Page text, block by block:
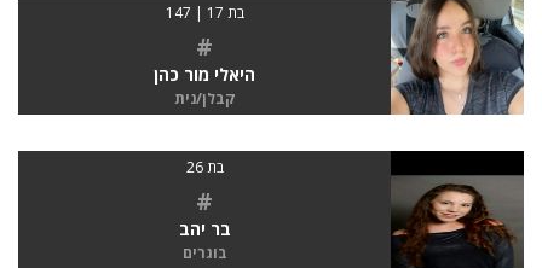
בת 17 | 147
#
היאלי מור כהן
קבלן/נית
בת 26
#
בר יהב
בוגרים